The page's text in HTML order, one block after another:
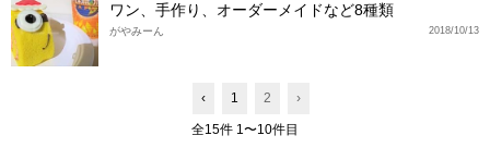
ワン、手作り、オーダーメイドなど8種類
2018/10/13
がやみーん
‹ 1 2 ›
全15件 1〜10件目